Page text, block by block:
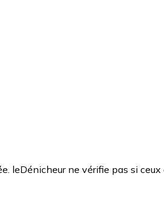
leDénicheur ne vérifie pas si